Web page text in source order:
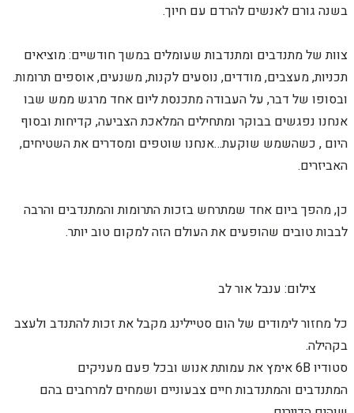
בשנה גורם לאנשים להרדם עם חיוך.
צוות של מתנדבים ומתנדבות שעומלים במשך חודשיים: מוציאים
תכניות, מעצבים, מודדים, נוסעים לקנות, משנעים, אוספים תרומות.
ובסופו של דבר, על העבודה מתכנסת ליום אחד מרגש ממש שבו
אנחנו נפגשים בבוקר ומתחילים המלאכת הצביעה, קדיחות ובסוף
היום , כשהשמש שוקעת…אנחנו שוטפים ומסדרים את השטיחים,
האביזרים.
כן, מהפך ביום אחד שמתרחש בזכות התרומות והמתנדבים והרבה
לבבות טובים שהופעים את העולם הזה למקום טוב יותר.
צילום: ענבל אור לב
כל מחזור לימודים של הום סטיילינג מקבל את זכות להתנדב ולעצב
בקהילה.
סטודיו 6B אימץ את עמותת אנוש ובכל פעם מעניקים
המתנדבים והמתנדבות חיים צבעוניים ושמחים למרחבים בהם